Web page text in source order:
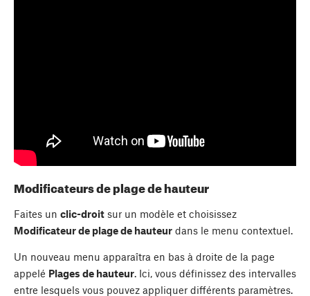
Modificateurs de plage de hauteur
Faites un clic-droit sur un modèle et choisissez
Modificateur de plage de hauteur dans le menu contextuel.
Un nouveau menu apparaîtra en bas à droite de la page
appelé Plages de hauteur. Ici, vous définissez des intervalles
entre lesquels vous pouvez appliquer différents paramètres.